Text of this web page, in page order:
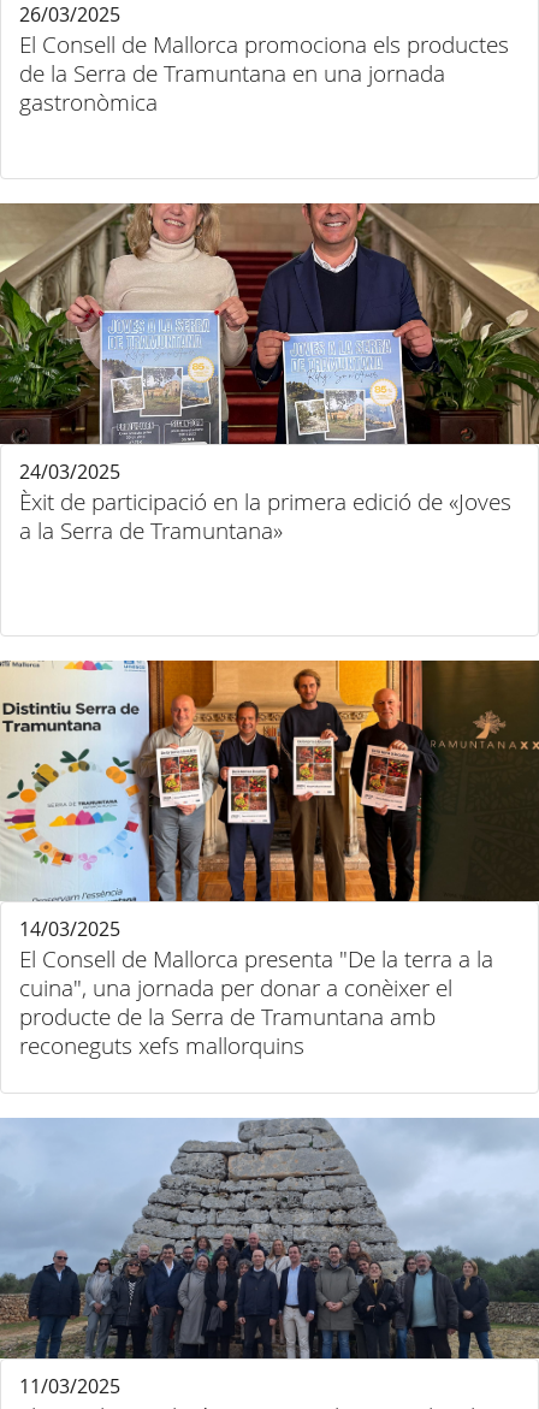
El Consell de Mallorca promociona els productes
de la Serra de Tramuntana en una jornada
gastronòmica
26/03/2025
Èxit de participació en la primera edició de «Joves
a la Serra de Tramuntana»
24/03/2025
El Consell de Mallorca presenta "De la terra a la
cuina", una jornada per donar a conèixer el
producte de la Serra de Tramuntana amb
reconeguts xefs mallorquins
14/03/2025
11/03/2025